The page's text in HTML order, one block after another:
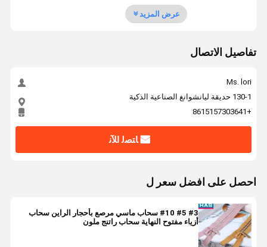
عرض المزيد
تفاصيل الاتصال
Ms. lori
130-1 حديقة ليانشوانغ الصناعية الذكية
+8615157303641
ﺎﺘﺼﻟ ﺍﻶﻧ
احصل على افضل سعر ل
#3 #5 #10 سحاب ماسي مرصع بأحجار الراين سحاب
أزياء مفتوح النهاية سحاب راتنج ملون